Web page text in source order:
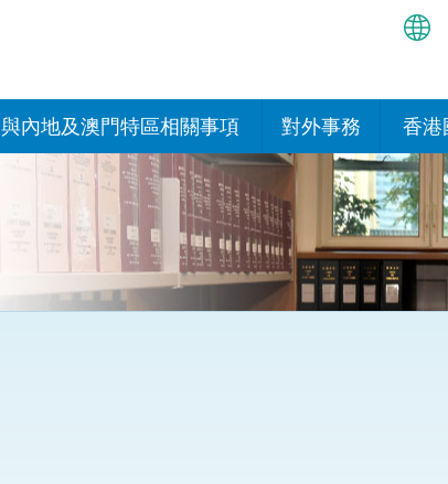
简
EN
與內地及澳門特區相關事項
與內地的安排
香港與內地相互認可和執行民
商事案件判決的安排
關於建立更緊密經貿關係的安
對外事務
國際政府機構在香
處或運作
多邊協定
其他協定
香港
我們
我們
我